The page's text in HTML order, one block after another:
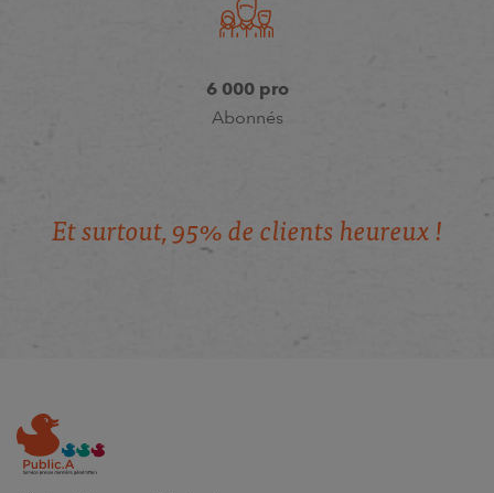
6 000 pro
Abonnés
Et surtout, 95% de clients heureux !